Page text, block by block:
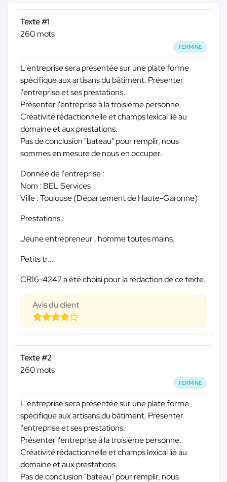
Texte #1
260 mots
TERMINÉ
L'entreprise sera présentée sur une plate forme
spécifique aux artisans du bâtiment. Présenter
l'entreprise et ses prestations.
Présenter l'entreprise à la troisième personne.
Créativité rédactionnelle et champs lexical lié au
domaine et aux prestations.
Pas de conclusion "bateau" pour remplir, nous
sommes en mesure de nous en occuper.
Donnée de l'entreprise :
Nom : BEL Services
Ville : Toulouse (Département de Haute-Garonne)
Prestations :
Jeune entrepreneur , homme toutes mains.
Petits tr...
CR16-4247 a été choisi pour la rédaction de ce texte.
Avis du client
Texte #2
260 mots
TERMINÉ
L'entreprise sera présentée sur une plate forme
spécifique aux artisans du bâtiment. Présenter
l'entreprise et ses prestations.
Présenter l'entreprise à la troisième personne.
Créativité rédactionnelle et champs lexical lié au
domaine et aux prestations.
Pas de conclusion "bateau" pour remplir, nous